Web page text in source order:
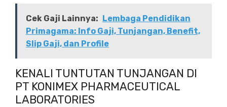
Cek Gaji Lainnya: Lembaga Pendidikan
Primagama: Info Gaji, Tunjangan, Benefit,
Slip Gaji, dan Profile
KENALI TUNTUTAN TUNJANGAN DI
PT KONIMEX PHARMACEUTICAL
LABORATORIES